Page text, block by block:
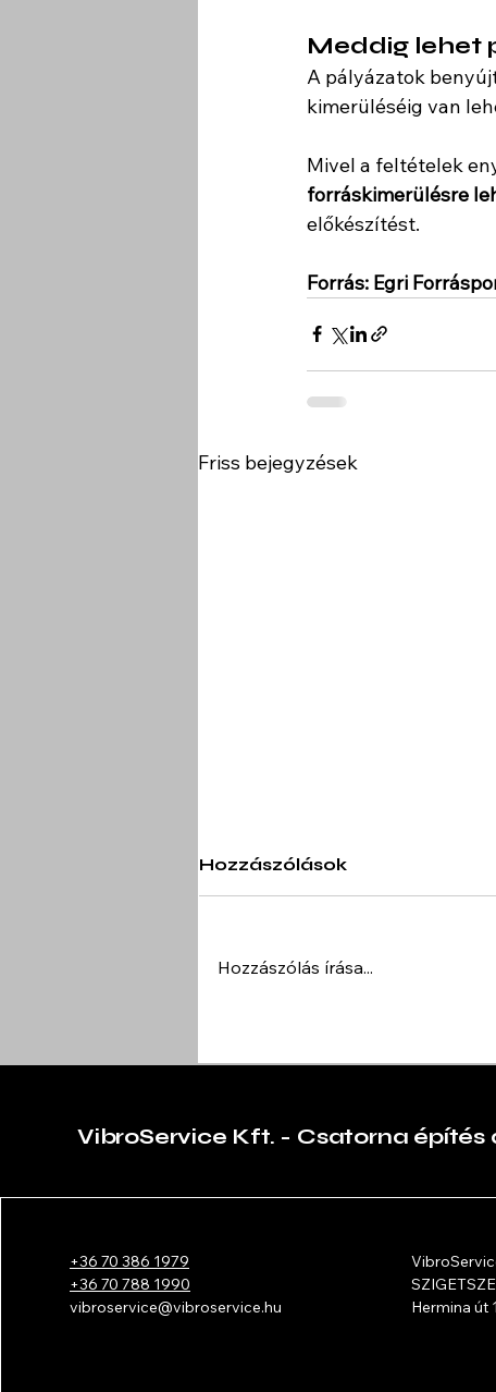
Meddig lehet
A pályázatok
kimerüléséig van
Mivel a feltételek
forráskimerülésre
előkészítést.
Forrás: Egri
Friss bejegyzések
Hozzászólások
Hozzászólás írása...
VibroService Kft. - Csatorna építés
+36 70 386 1979
+36 70 788 1990
vibroservice@vibroservice.hu
Hermina út